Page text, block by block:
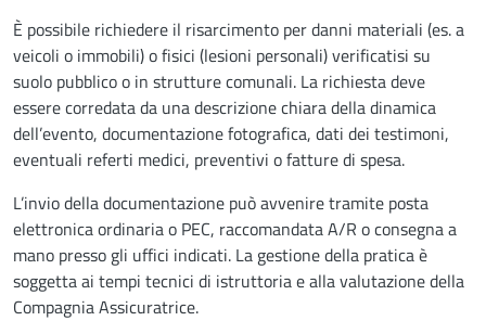
È possibile richiedere il risarcimento per danni materiali (es. a
veicoli o immobili) o fisici (lesioni personali) verificatisi su
suolo pubblico o in strutture comunali. La richiesta deve
essere corredata da una descrizione chiara della dinamica
dell’evento, documentazione fotografica, dati dei testimoni,
eventuali referti medici, preventivi o fatture di spesa.
L’invio della documentazione può avvenire tramite posta
elettronica ordinaria o PEC, raccomandata A/R o consegna a
mano presso gli uffici indicati. La gestione della pratica è
soggetta ai tempi tecnici di istruttoria e alla valutazione della
Compagnia Assicuratrice.